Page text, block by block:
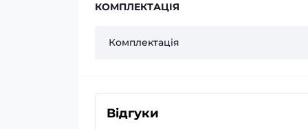
КОМПЛЕКТАЦІЯ
Комплектація
Відгуки